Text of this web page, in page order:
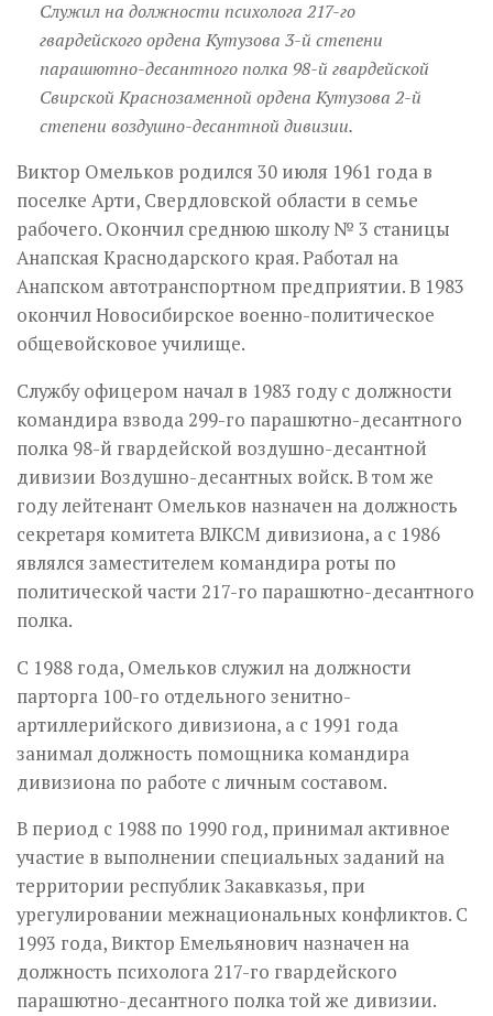
Служил на должности психолога 217-го
гвардейского ордена Кутузова 3-й степени
парашютно-десантного полка 98-й гвардейской
Свирской Краснозаменной ордена Кутузова 2-й
степени воздушно-десантной дивизии.
Виктор Омельков родился 30 июля 1961 года в
поселке Арти, Свердловской области в семье
рабочего. Окончил среднюю школу № 3 станицы
Анапская Краснодарского края. Работал на
Анапском автотранспортном предприятии. В 1983
окончил Новосибирское военно-политическое
общевойсковое училище.
Службу офицером начал в 1983 году с должности
командира взвода 299-го парашютно-десантного
полка 98-й гвардейской воздушно-десантной
дивизии Воздушно-десантных войск. В том же
году лейтенант Омельков назначен на должность
секретаря комитета ВЛКСМ дивизиона, а с 1986
являлся заместителем командира роты по
политической части 217-го парашютно-десантного
полка.
С 1988 года, Омельков служил на должности
парторга 100-го отдельного зенитно-
артиллерийского дивизиона, а с 1991 года
занимал должность помощника командира
дивизиона по работе с личным составом.
В период с 1988 по 1990 год, принимал активное
участие в выполнении специальных заданий на
территории республик Закавказья, при
урегулировании межнациональных конфликтов. С
1993 года, Виктор Емельянович назначен на
должность психолога 217-го гвардейского
парашютно-десантного полка той же дивизии.